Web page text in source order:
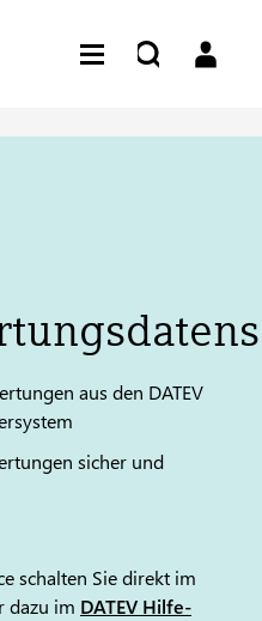
aus den DATEV
sicher und
schalten Sie direkt im
dazu im DATEV Hilfe-